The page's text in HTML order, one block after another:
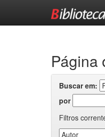
Página
Buscar em:
por
Filtros